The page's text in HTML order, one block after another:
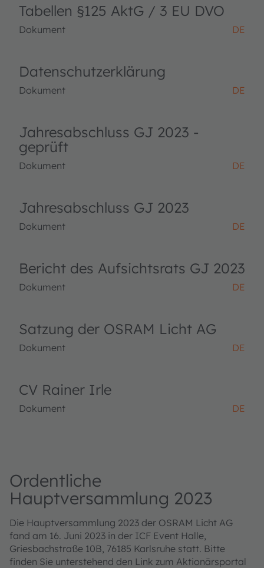
Tabellen §125 AktG / 3 EU DVO
Dokument DE
Datenschutzerklärung
Dokument DE
Jahresabschluss GJ 2023 -
geprüft
Dokument DE
Jahresabschluss GJ 2023
Dokument DE
Bericht des Aufsichtsrats GJ 2023
Dokument DE
Satzung der OSRAM Licht AG
Dokument DE
CV Rainer Irle
Dokument DE
Ordentliche
Hauptversammlung 2023
Die Hauptversammlung 2023 der OSRAM Licht AG
fand am 16. Juni 2023 in der ICF Event Halle,
Griesbachstraße 10B, 76185 Karlsruhe statt. Bitte
finden Sie unterstehend den Link zum Aktionärsportal